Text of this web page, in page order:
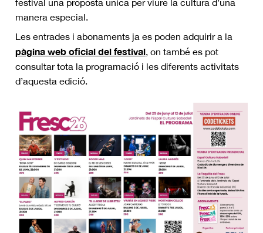
festival una proposta única per viure la cultura d’una
manera especial.
Les entrades i abonaments ja es poden adquirir a la
pàgina web oficial del festival, on també es pot
consultar tota la programació i les diferents activitats
d’aquesta edició.